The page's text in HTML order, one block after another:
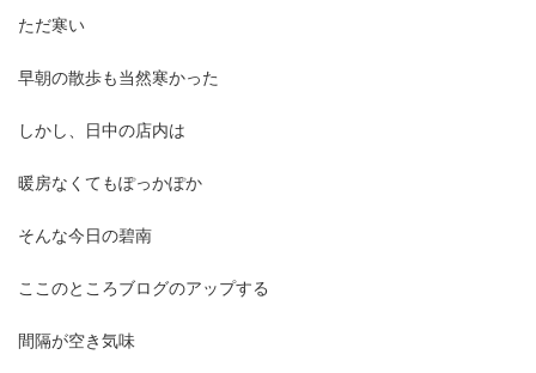
ただ寒い
早朝の散歩も当然寒かった
しかし、日中の店内は
暖房なくてもぽっかぽか
そんな今日の碧南
ここのところブログのアップする
間隔が空き気味